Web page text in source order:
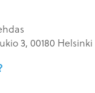
3, 00180 Helsinki